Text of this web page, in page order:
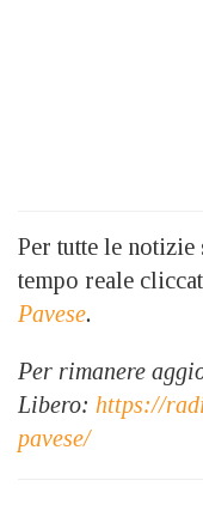
Per tutte le
tempo reale
Pavese.
Per rimanere
Libero: https://
pavese/